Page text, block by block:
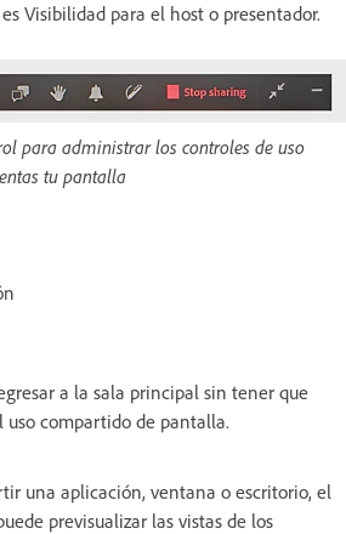
Visibilidad para el host o presentador.
para administrar los controles de uso
tu pantalla
a la sala principal sin tener que
uso compartido de pantalla.
una aplicación, ventana o escritorio, el
previsualizar las vistas de los